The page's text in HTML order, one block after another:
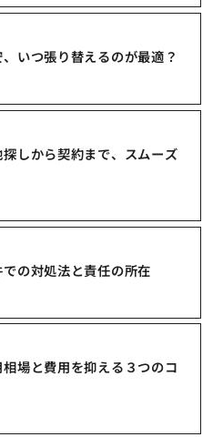
いつ張り替えるのが最適？
しから契約まで、スムーズ
の対処法と責任の所在
場と費用を抑える３つのコ